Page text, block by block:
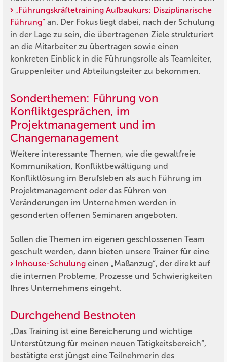
„Führungskräftetraining Aufbaukurs: Disziplinarische
Führung“ an. Der Fokus liegt dabei, nach der Schulung
in der Lage zu sein, die übertragenen Ziele strukturiert
an die Mitarbeiter zu übertragen sowie einen
konkreten Einblick in die Führungsrolle als Teamleiter,
Gruppenleiter und Abteilungsleiter zu bekommen.
Sonderthemen: Führung von
Konfliktgesprächen, im
Projektmanagement und im
Changemanagement
Weitere interessante Themen, wie die gewaltfreie
Kommunikation, Konfliktbewältigung und
Konfliktlösung im Berufsleben als auch Führung im
Projektmanagement oder das Führen von
Veränderungen im Unternehmen werden in
gesonderten offenen Seminaren angeboten.
Sollen die Themen im eigenen geschlossenen Team
geschult werden, dann bieten unsere Trainer für eine
Inhouse-Schulung einen „Maßanzug“, der direkt auf
die internen Probleme, Prozesse und Schwierigkeiten
Ihres Unternehmens eingeht.
Durchgehend Bestnoten
„Das Training ist eine Bereicherung und wichtige
Unterstützung für meinen neuen Tätigkeitsbereich“,
bestätigte erst jüngst eine Teilnehmerin des